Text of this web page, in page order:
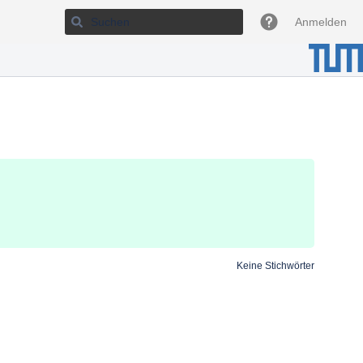
Anmelden
Keine Stichwörter